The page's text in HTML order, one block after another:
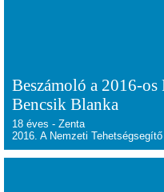
Beszámoló a 2016-
Bencsik Blanka
18 éves - Zenta
2016. A Nemzeti